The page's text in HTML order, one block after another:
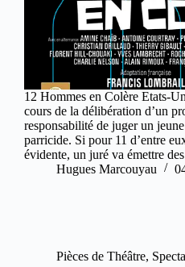
12 Hommes en Colère Etats-
cours de la délibération d’un
responsabilité de juger un
parricide. Si pour 11 d’entre
évidente, un juré va émettre
Hugues Marcouyau
Pièces de Théâtre,